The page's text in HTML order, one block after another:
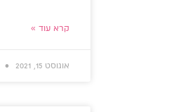
קרא עוד »
אוגוסט 15, 2021